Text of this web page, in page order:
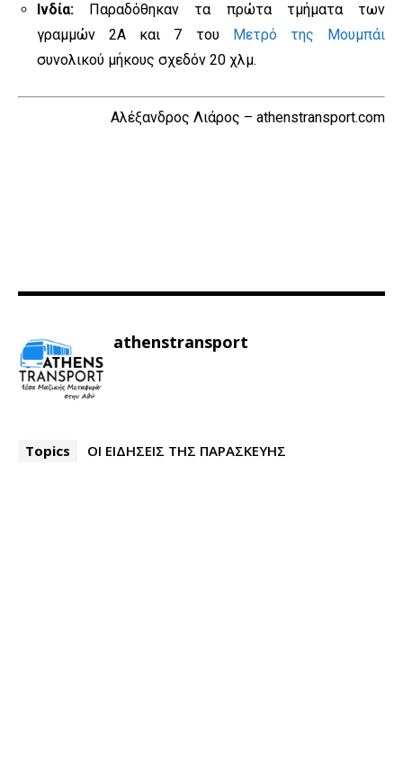
Ινδία: Παραδόθηκαν τα πρώτα τμήματα των
γραμμών 2Α και 7 του
Μετρό της Μουμπάι
συνολικού μήκους σχεδόν 20 χλμ.
Αλέξανδρος Λιάρος – athenstransport.com
athenstransport
Topics ΟΙ ΕΙΔΗΣΕΙΣ ΤΗΣ ΠΑΡΑΣΚΕΥΗΣ